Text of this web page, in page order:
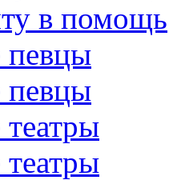
в помощь